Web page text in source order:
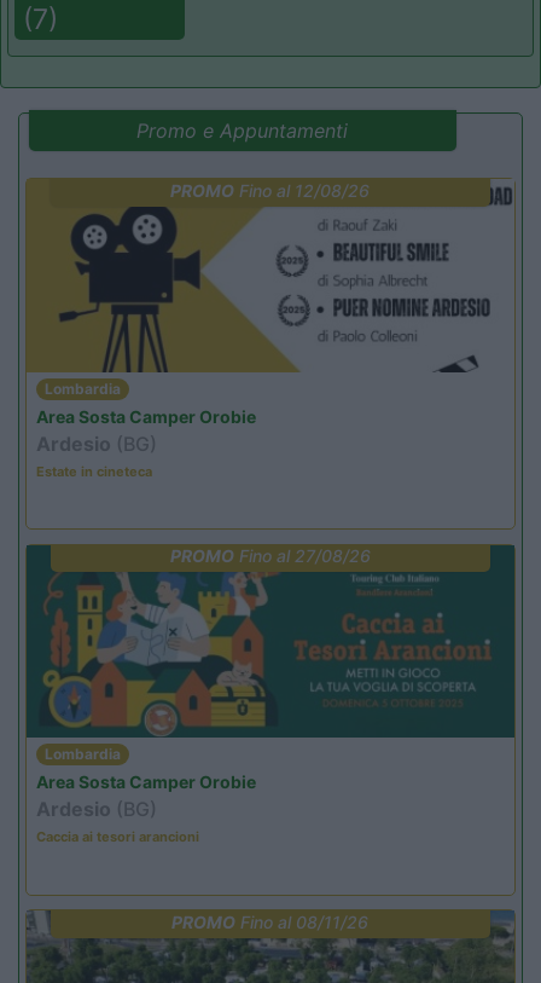
(7)
Promo e Appuntamenti
PROMO Fino al 12/08/26
Lombardia
Area Sosta Camper Orobie
Ardesio (BG)
Estate in cineteca
PROMOFino al 27/08/26
Lombardia
Area Sosta Camper Orobie
Ardesio (BG)
Caccia ai tesori arancioni
PROMO Fino al 08/11/26